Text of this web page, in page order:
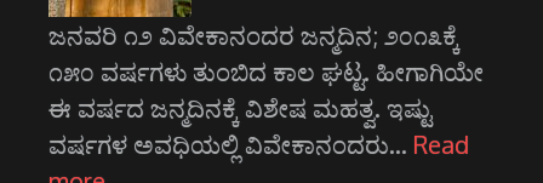
ಜನವರಿ ೧೨ ವಿವೇಕಾನಂದರ ಜನ್ಮದಿನ; ೨೦೧೩ಕ್ಕೆ
೧೫೦ ವರ್ಷಗಳು ತುಂಬಿದ ಕಾಲ ಘಟ್ಟ. ಹೀಗಾಗಿಯೇ
ಈ ವರ್ಷದ ಜನ್ಮದಿನಕ್ಕೆ ವಿಶೇಷ ಮಹತ್ವ. ಇಷ್ಟು
ವರ್ಷಗಳ ಅವಧಿಯಲ್ಲಿ ವಿವೇಕಾನಂದರು… Read